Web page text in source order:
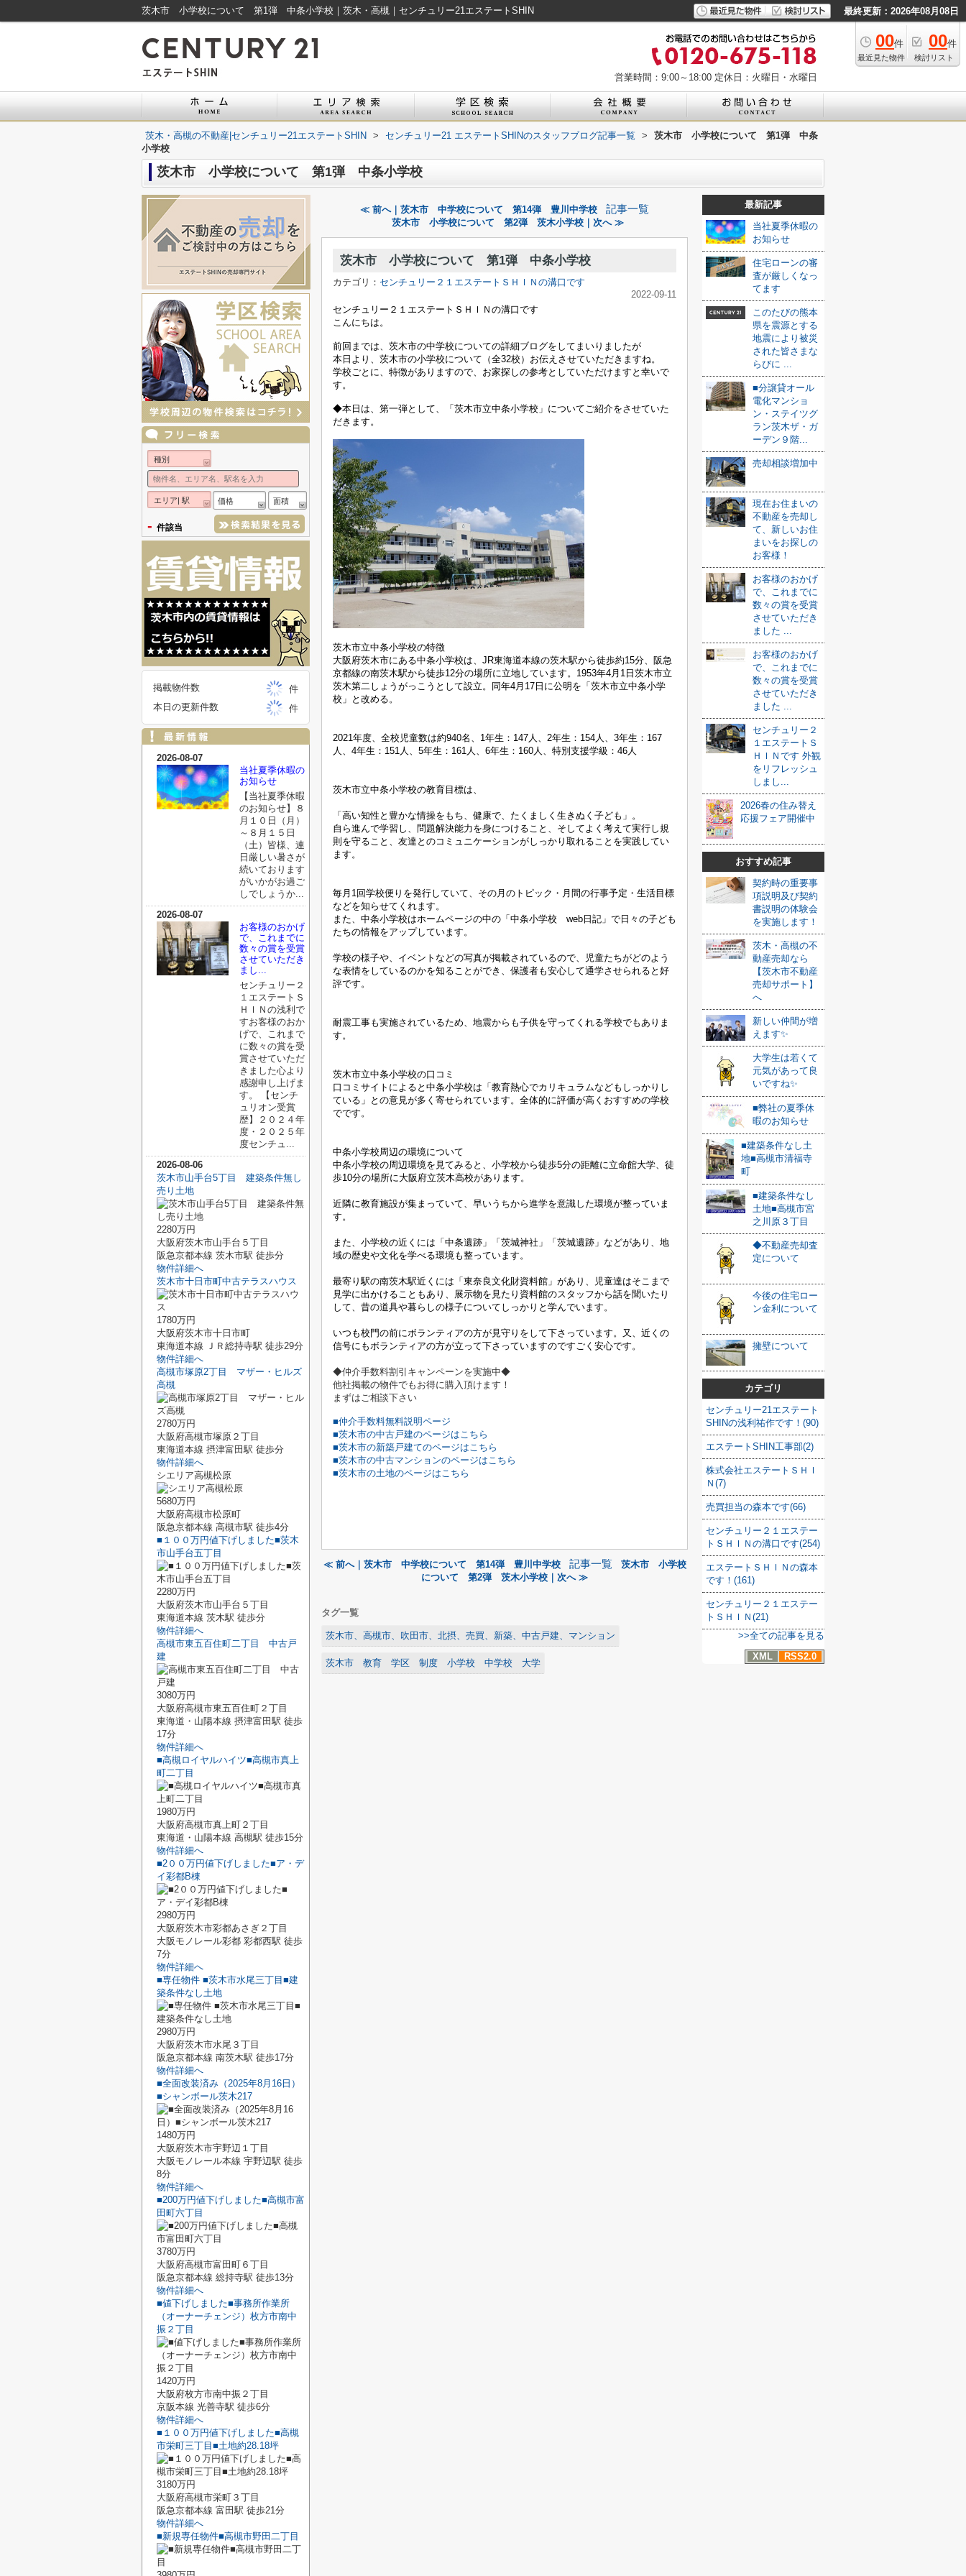
茨木市 小学校について 第1弾 中条小学校｜茨木・高槻｜センチュリー21エステートSHIN 最終更新：2026年08月08日
00件
最近見た物件
00件
検討リスト
営業時間：9:00～18:00 定休日：火曜日・水曜日
茨木・高槻の不動産|センチュリー21エステートSHIN > センチュリー21 エステートSHINのスタッフブログ記事一覧 >
茨木市 小学校について 第1弾 中条
小学校
茨木市 小学校について 第1弾 中条小学校
≪ 前へ｜茨木市 中学校について 第14弾 豊川中学校 記事一覧
茨木市 小学校について 第2弾 茨木小学校｜次へ ≫
茨木市 小学校について 第1弾 中条小学校
カテゴリ： センチュリー２１エステートＳＨＩＮの溝口です
2022-09-11
センチュリー２１エステートＳＨＩＮの溝口です
こんにちは。
前回までは、茨木市の中学校についての詳細ブログをしてまいりましたが
本日より、 茨木市の小学校について（全32校）お伝えさせていただきますね。
学校ごとに、特徴がありますので、お家探しの参考としていただけますと幸いで
す。
◆本日は、第一弾として、「茨木市立中条小学校」についてご紹介をさせていた
だきます。
茨木市立中条小学校の特徴
大阪府茨木市にある中条小学校は、 JR東海道本線の茨木駅から徒歩約15分、阪急
京都線の南茨木駅から徒歩12分の場所に立地しています。1953年4月1日茨木市立
茨木第二しょうがっこうとして設立。同年4月17日に公明を「茨木市立中条小学
校」と改める。
2021年度 、全校児童数は約940名、 1年生：147人、2年生：154人、3年生：167
人、4年生：151人、5年生：161人、6年生：160人、 特別支援学級：46人
茨木市立中条小学校の教育目標は、
「高い知性と豊かな情操をもち、健康で、たくましく生きぬく子ども」。
自ら進んで学習し、問題解決能力を身につけること、そしてよく考えて実行し規
則を守ること、友達とのコミュニケーションがしっかり取れることを実践してい
ます。
毎月 1 回学校便りを発行していて、その月のトピック・月間の行事予定・生活目標
などを知らせてくれます。
また、中条小学校はホームページの中の「中条小学校 web日記」で日々の子ども
たちの情報をアップしています。
学校の様子や、イベントなどの写真が掲載されているので、児童たちがどのよう
な表情をしているのかを知ることができ、保護者も安心して通学させられると好
評です。
耐震工事も実施されているため、地震からも子供を守ってくれる学校でもありま
す。
茨木市立中条小学校の口コミ
口コミサイトによると中条小学校は「教育熱心でカリキュラムなどもしっかりし
ている」との意見が多く寄せられています。 全体的に評価が高くおすすめの学校
でです。
中条小学校周辺の環境について
中条小学校の周辺環境を見てみると、小学校から徒歩5分の距離に立命館大学、徒
歩10分の場所に大阪府立茨木高校があります。
近隣に教育施設が集まっていて、早いうちから進学を意識した環境が整っていま
す。
また、小学校の近くには「中条遺跡」「茨城神社」「茨城遺跡」などがあり、地
域の歴史や文化を学べる環境も整っています。
最寄り駅の南茨木駅近くには「東奈良文化財資料館」があり、児童達はそこまで
見学に出かけることもあり、展示物を見たり資料館のスタッフから話を聞いたり
して、昔の道具や暮らしの様子についてしっかりと学んでいます。
いつも校門の前にボランティアの方が見守りをして下さっています。又、近くの
信号にもボランティアの方が立って下さっていますのですごく安心です。
◆仲介手数料割引キャンペーンを実施中◆
他社掲載の物件でもお得に購入頂けます！
まずはご相談下さい
■仲介手数料無料説明ページ
■茨木市の中古戸建のページはこちら
■茨木市の新築戸建てのページはこちら
■茨木市の中古マンションのページはこちら
■茨木市の土地のページはこちら
≪ 前へ｜茨木市 中学校について 第14弾 豊川中学校 記事一覧
茨木市 小学校
について 第2弾 茨木小学校｜次へ ≫
タグ一覧
茨木市、高槻市、吹田市、北摂、売買、新築、中古戸建、マンション
茨木市 教育 学区 制度 小学校 中学校 大学
最新記事
当社夏季休暇の
お知らせ
住宅ローンの審
査が厳しくなっ
てます
このたびの熊本
県を震源とする
地震により被災
された皆さまな
らびに ...
■分譲貸オール
電化マンショ
ン・ステイツグ
ラン茨木ザ・ガ
ーデン９階...
売却相談増加中
現在お住まいの
不動産を売却し
て、新しいお住
まいをお探しの
お客様！
お客様のおかげ
で、これまでに
数々の賞を受賞
させていただき
ました ...
お客様のおかげ
で、これまでに
数々の賞を受賞
させていただき
ました ...
センチュリー２
１エステートＳ
ＨＩＮです 外観
をリフレッシュ
しまし...
2026春の住み替え
応援フェア開催中
おすすめ記事
契約時の重要事
項説明及び契約
書説明の体験会
を実施します！
茨木・高槻の不
動産売却なら
【茨木市不動産
売却サポート】
へ
新しい仲間が増
えます✨
大学生は若くて
元気があって良
いですね✨
■弊社の夏季休
暇のお知らせ
■建築条件なし土
地■高槻市清福寺
町
■建築条件なし
土地■高槻市宮
之川原３丁目
◆不動産売却査
定について
今後の住宅ロー
ン金利について
擁壁について
カテゴリ
センチュリー21エステート
SHINの浅利祐作です！(90)
エステートSHIN工事部(2)
株式会社エステートＳＨＩ
Ｎ(7)
売買担当の森本です(66)
センチュリー２１エステー
トＳＨＩＮの溝口です(254)
エステートＳＨＩＮの森本
です！(161)
センチュリー２１エステー
トＳＨＩＮ(21)
>>全ての記事を見る
XML
RSS2.0
種別
エリア| 駅 価格 面積
- 件該当
掲載物件数
件
本日の更新件数
件
2026-08-07
当社夏季休暇の
お知らせ
【当社夏季休暇
のお知らせ】８
月１０日（月）
～８月１５日
（土）皆様、連
日厳しい暑さが
続いております
がいかがお過ご
しでしょうか...
2026-08-07
お客様のおかげ
で、これまでに
数々の賞を受賞
させていただき
まし...
センチュリー２
１エステートＳ
ＨＩＮの浅利で
すお客様のおか
げで、これまで
に数々の賞を受
賞させていただ
きました心より
感謝申し上げま
す。 【センチ
ュリオン受賞
歴】２０２４年
度・２０２５年
度センチュ...
2026-08-06
茨木市山手台5丁目 建築条件無し
売り土地
2280万円
大阪府茨木市山手台５丁目
阪急京都本線 茨木市駅 徒歩分
物件詳細へ
茨木市十日市町中古テラスハウス
1780万円
大阪府茨木市十日市町
東海道本線 ＪＲ総持寺駅 徒歩29分
物件詳細へ
高槻市塚原2丁目 マザー・ヒルズ
高槻
2780万円
大阪府高槻市塚原２丁目
東海道本線 摂津富田駅 徒歩分
物件詳細へ
シエリア高槻松原
5680万円
大阪府高槻市松原町
阪急京都本線 高槻市駅 徒歩4分
■１００万円値下げしました■茨木
市山手台五丁目
2280万円
大阪府茨木市山手台５丁目
東海道本線 茨木駅 徒歩分
物件詳細へ
高槻市東五百住町二丁目 中古戸
建
3080万円
大阪府高槻市東五百住町２丁目
東海道・山陽本線 摂津富田駅 徒歩
17分
物件詳細へ
■高槻ロイヤルハイツ■高槻市真上
町二丁目
1980万円
大阪府高槻市真上町２丁目
東海道・山陽本線 高槻駅 徒歩15分
物件詳細へ
■2００万円値下げしました■ア・デ
イ彩都B棟
2980万円
大阪府茨木市彩都あさぎ２丁目
大阪モノレール彩都 彩都西駅 徒歩
7分
物件詳細へ
■専任物件 ■茨木市水尾三丁目■建
築条件なし土地
2980万円
大阪府茨木市水尾３丁目
阪急京都本線 南茨木駅 徒歩17分
物件詳細へ
■全面改装済み（2025年8月16日）
■シャンボール茨木217
1480万円
大阪府茨木市宇野辺１丁目
大阪モノレール本線 宇野辺駅 徒歩
8分
物件詳細へ
■200万円値下げしました■高槻市富
田町六丁目
3780万円
大阪府高槻市富田町６丁目
阪急京都本線 総持寺駅 徒歩13分
物件詳細へ
■値下げしました■事務所作業所
（オーナーチェンジ）枚方市南中
振２丁目
1420万円
大阪府枚方市南中振２丁目
京阪本線 光善寺駅 徒歩6分
物件詳細へ
■１００万円値下げしました■高槻
市栄町三丁目■土地約28.18坪
3180万円
大阪府高槻市栄町３丁目
阪急京都本線 富田駅 徒歩21分
物件詳細へ
■新規専任物件■高槻市野田二丁目